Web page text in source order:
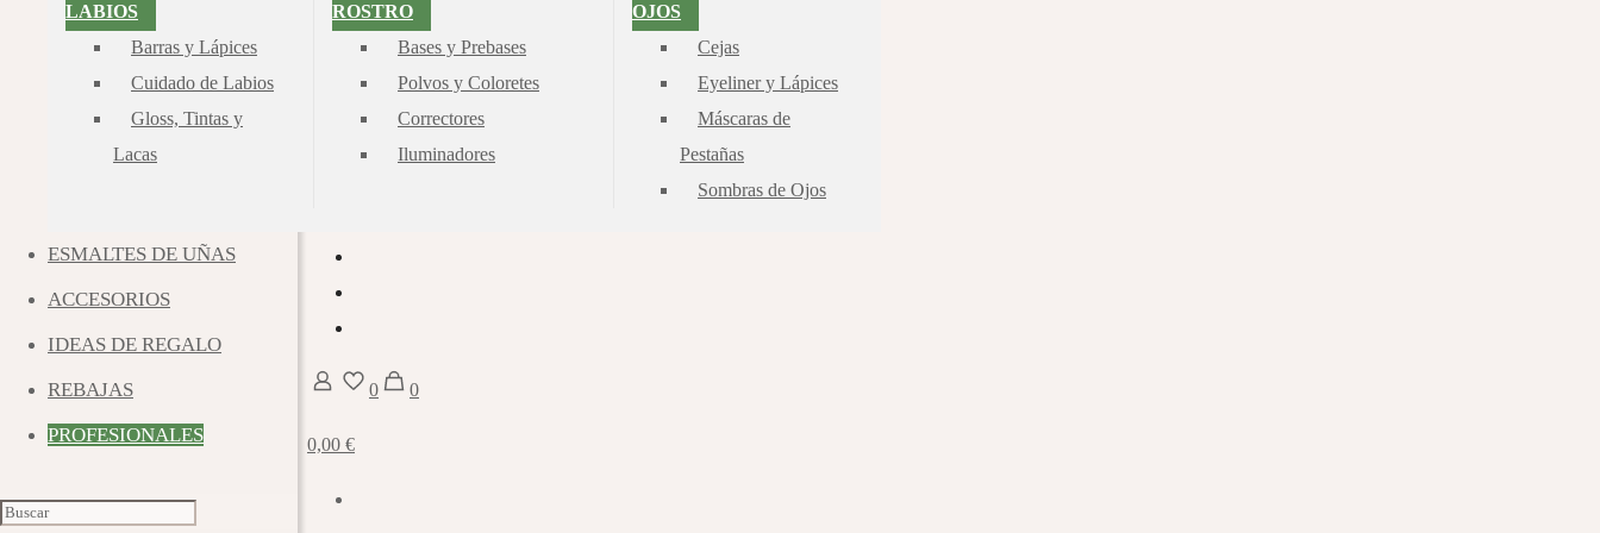
LABIOS
Barras y Lápices
Cuidado de Labios
Gloss, Tintas y
Lacas
ROSTRO
Bases y Prebases
Polvos y Coloretes
Correctores
Iluminadores
OJOS
Cejas
Eyeliner y Lápices
Máscaras de
Pestañas
Sombras de Ojos
ESMALTES DE UÑAS
ACCESORIOS
IDEAS DE REGALO
REBAJAS
PROFESIONALES
Recuperar contraseña
0 0
0,00 €